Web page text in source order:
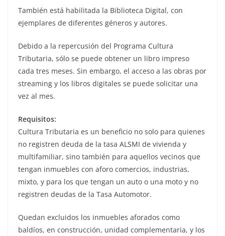
También está habilitada la Biblioteca Digital, con
ejemplares de diferentes géneros y autores.
Debido a la repercusión del Programa Cultura
Tributaria, sólo se puede obtener un libro impreso
cada tres meses. Sin embargo, el acceso a las obras por
streaming y los libros digitales se puede solicitar una
vez al mes.
Requisitos:
Cultura Tributaria es un beneficio no solo para quienes
no registren deuda de la tasa ALSMI de vivienda y
multifamiliar, sino también para aquellos vecinos que
tengan inmuebles con aforo comercios, industrias,
mixto, y para los que tengan un auto o una moto y no
registren deudas de la Tasa Automotor.
Quedan excluidos los inmuebles aforados como
baldíos, en construcción, unidad complementaria, y los